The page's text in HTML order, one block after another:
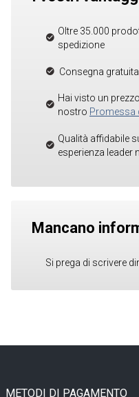
Oltre 35.000
spedizione
Consegna
Hai visto un
nostro Promessa
Qualità affidabile
esperienza leader
Mancano
Si prega di scrivere
METODI DI PAGAMENTO